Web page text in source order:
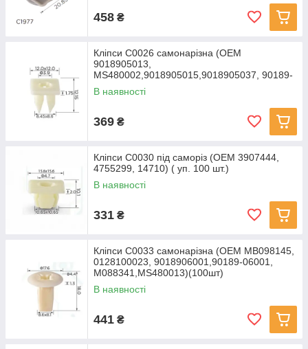
458 ₴
Кліпси C0026 самонарізна (OEM
9018905013,
MS480002,9018905015,9018905037, 90189-
05013, 14630)(100шт)
В наявності
369 ₴
Кліпси C0030 під саморіз (OEM 3907444,
4755299, 14710) ( уп. 100 шт.)
В наявності
331 ₴
Кліпси C0033 самонарізна (OEM MB098145,
0128100023, 9018906001,90189-06001,
M088341,MS480013)(100шт)
В наявності
441 ₴